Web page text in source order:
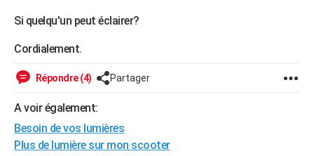
Art de vivre
Bien-être
Loisirs
ModeModes de vie
SANTE
Alimentation
Guide de la santé
Maladies
Médicaments
Sommeil
VOYAGE
Destinations
City break
Voyage nature
Voyage de noces
Forum
Climat
PHOTO
GUIDES D'ACHAT
BONS PLANS
Si quelqu'un peut éclairer?
Cordialement.
Répondre (4) Partager
A voir également:
Besoin de vos lumières
Plus de lumière sur mon scooter